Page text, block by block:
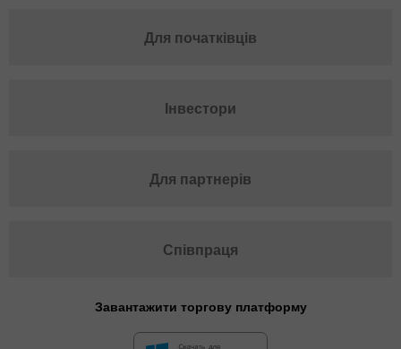
Для початківців
Інвестори
Для партнерів
Співпраця
Завантажити торгову платформу